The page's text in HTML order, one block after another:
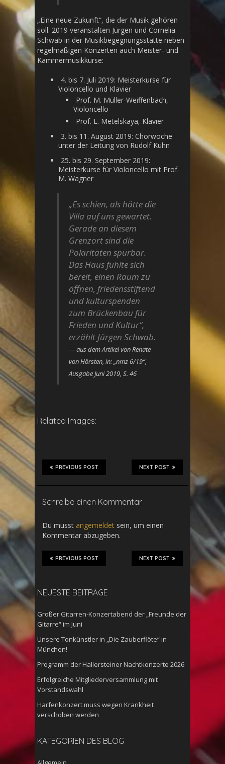
„Eine neue Zukunft“, die der Musik gehören
soll. 2019 veranstalten Jürgen und Cornelia
Schwab in der Musikbegegnungsstätte neben
regelmäßigen Konzerten auch Meister- und
Kammermusikkurse:
4. bis 7. Juli 2019: Meisterkurse für
Violoncello und Klavier
Prof. M. Müller-Weiffenbach,
Violoncello
Prof. E. Metelskaya, Klavier
3. bis 11. August 2019: Chorwoche
unter der Leitung von Rudolf Kuhn
25. bis 29. September 2019:
Meisterkurse für Violoncello mit Prof.
M. Wagner
„Es schien, als hätte die
Villa auf uns gewartet.
Gerade an diesem
Grenzort sind die
Polaritäten spürbar.
Das Haus fühlte sich
bereit, einen Raum zu
öffnen, friedensstiftend
und kulturspenden
zum Brückenbau für
Frieden und Kultur“,
erzählt Jürgen Schwab.
aus dem Artikel von Renate
von Hörsten, in: „nmz 6/19“,
Ausgabe Juni 2019, S. 46
Related Images:
NEXT POST
PREVIOUS POST
Schreibe einen Kommentar
Du musst angemeldet sein, um einen
Kommentar abzugeben.
NEXT POST
PREVIOUS POST
NEUESTE BEITRÄGE
Großer Gitarren-Konzertabend der „Freunde der
Gitarre“ im Juni
Unsere Tonkünstler in „Die Zauberflöte“ in
München!
Programm der Hallersteiner Nachtkonzerte 2026
Erfolgreiche Mitgliederversammlung mit
Vorstandswahl
Harfenkonzert muss wegen Krankheit
verschoben werden
KATEGORIEN DES BLOG